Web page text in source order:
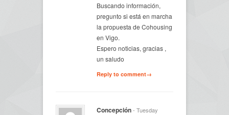
Buscando información,
pregunto si está en marcha
la propuesta de Cohousing
en Vigo.
Espero noticias, gracias ,
un saludo
Reply to comment→
Concepción- Tuesday